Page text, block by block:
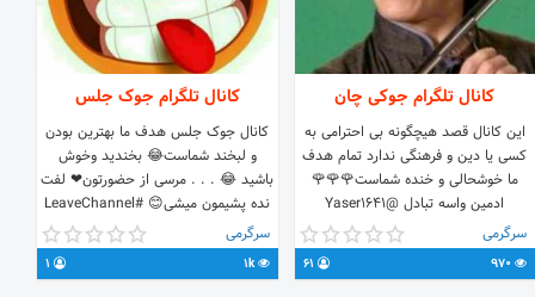
کانال تلگرام جوکی چان
این کانال قصد هیچگونه بی احترامی به
کسی یا دین و فرهنگی ندارد تمام هدف
ما خوشحالی و خنده شماست🌹🌹🌹
ادمین واسه تبادل @Yaser1641
سرگرمی
970
کانال تلگرام جوک جلس
کانال جوک جلس هدف ما بهترین بودن
و لبخند شماست😂 بخندید وخوش
باشید 😂 . . . مرسی از حضورتون❤ لفت
نده پشیمون میشی😊 #LeaveChannel
سرگرمی
1k